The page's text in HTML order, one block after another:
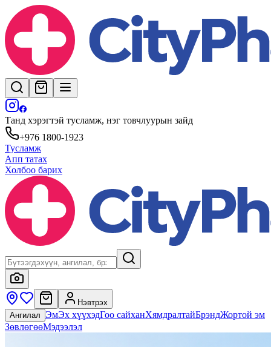
Танд хэрэгтэй тусламж, нэг товчлуурын зайд
+976 1800-1923
Тусламж
Апп татах
Холбоо барих
Нэвтрэх
Ангилал ЭмЭх хүүхэдГоо сайханХямдралтайБрэндЖортой эм
ЗөвлөгөөМэдээлэл